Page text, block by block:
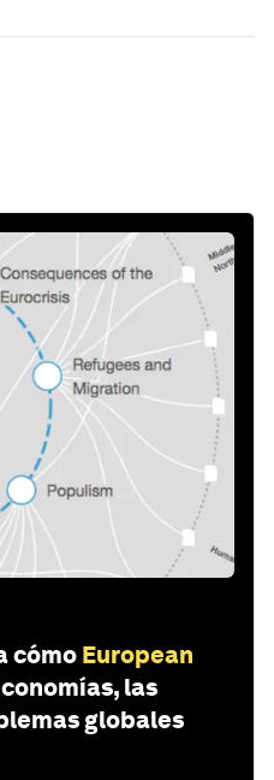
cómo European
las
globales